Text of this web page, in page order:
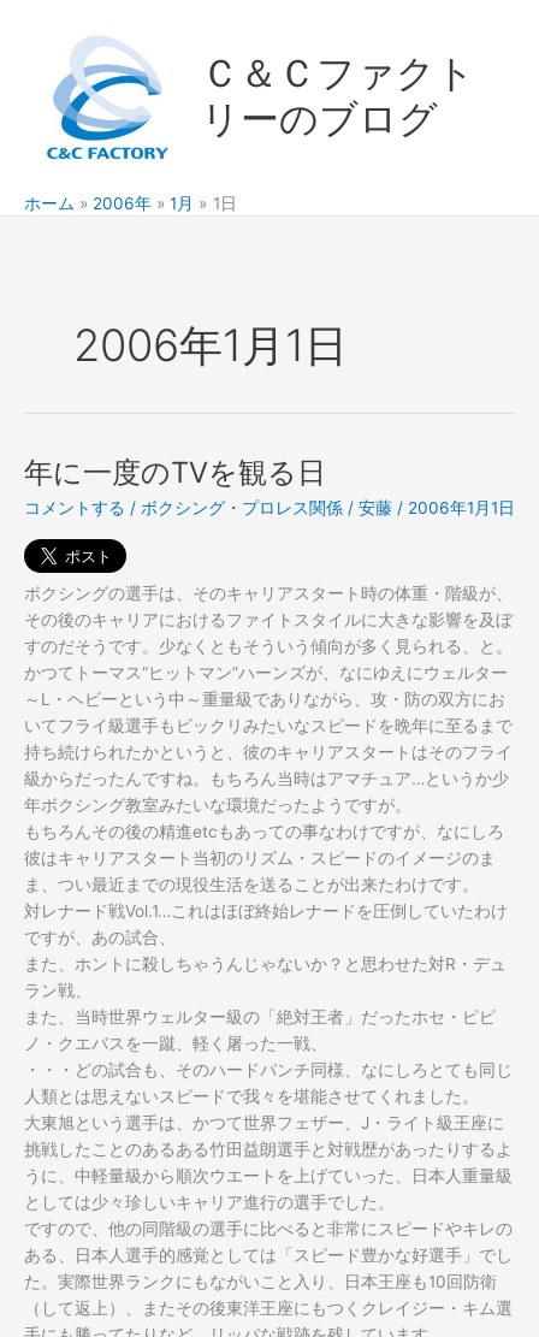
Ｃ＆Ｃファクト
リーのブログ
ホーム 2006年 1月 1日
2006年1月1日
年に一度のTVを観る日
コメントする / ボクシング・プロレス関係 / 安藤 / 2006年1月1日
ボクシングの選手は、そのキャリアスタート時の体重・階級が、
その後のキャリアにおけるファイトスタイルに大きな影響を及ぼ
すのだそうです。少なくともそういう傾向が多く見られる、と。
かつてトーマス“ヒットマン”ハーンズが、なにゆえにウェルター
～L・ヘビーという中～重量級でありながら、攻・防の双方にお
いてフライ級選手もビックリみたいなスピードを晩年に至るまで
持ち続けられたかというと、彼のキャリアスタートはそのフライ
級からだったんですね。もちろん当時はアマチュア…というか少
年ボクシング教室みたいな環境だったようですが。
もちろんその後の精進etcもあっての事なわけですが、なにしろ
彼はキャリアスタート当初のリズム・スピードのイメージのま
ま、つい最近までの現役生活を送ることが出来たわけです。
対レナード戦Vol.1…これはほぼ終始レナードを圧倒していたわけ
ですが、あの試合、
また、ホントに殺しちゃうんじゃないか？と思わせた対R・デュ
ラン戦、
また、当時世界ウェルター級の「絶対王者」だったホセ・ピピ
ノ・クエバスを一蹴、軽く屠った一戦、
・・・どの試合も、そのハードパンチ同様、なにしろとても同じ
人類とは思えないスピードで我々を堪能させてくれました。
大東旭という選手は、かつて世界フェザー、J・ライト級王座に
挑戦したことのあるある竹田益朗選手と対戦歴があったりするよ
うに、中軽量級から順次ウエートを上げていった、日本人重量級
としては少々珍しいキャリア進行の選手でした。
ですので、他の同階級の選手に比べると非常にスピードやキレの
ある、日本人選手的感覚としては「スピード豊かな好選手」でし
た。実際世界ランクにもながいこと入り、日本王座も10回防衛
（して返上）、またその後東洋王座にもつくクレイジー・キム選